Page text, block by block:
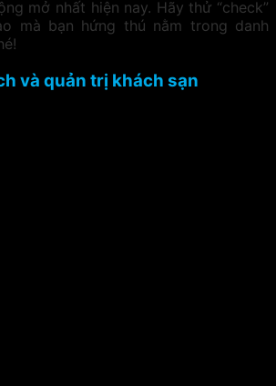
mở nhất hiện nay. Hãy thử “check”
mà bạn hứng thú nằm trong danh
và quản trị khách sạn